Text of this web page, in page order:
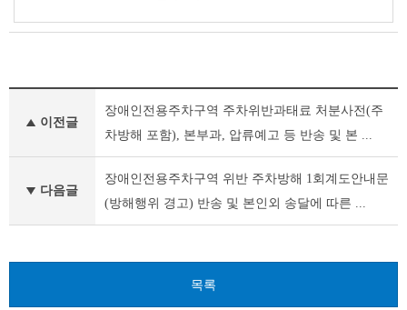
음
이전글
장애인전용주차구역 주차위반과태료 처분사전(주
차방해 포함), 본부과, 압류예고 등 반송 및 본 ...
다음글
장애인전용주차구역 위반 주차방해 1회계도안내문
(방해행위 경고) 반송 및 본인외 송달에 따른 ...
목록